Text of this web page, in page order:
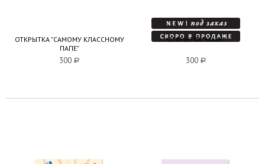
ОТКРЫТКА "САМОМУ КЛАССНОМУ
ПАПЕ"
300 a
ОТКРЫТКА "МАЯК"
300 a